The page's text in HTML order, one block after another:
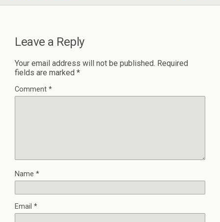
Leave a Reply
Your email address will not be published. Required
fields are marked *
Comment *
Name *
Email *